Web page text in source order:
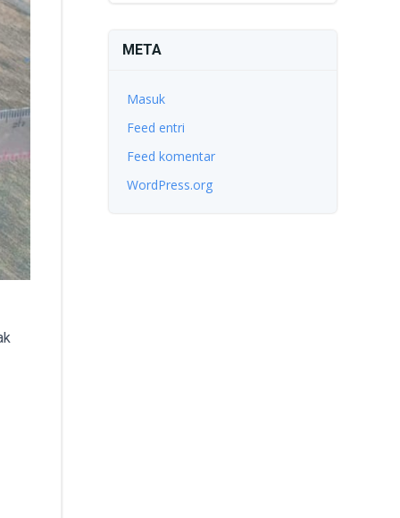
META
Masuk
Feed entri
Feed komentar
WordPress.org